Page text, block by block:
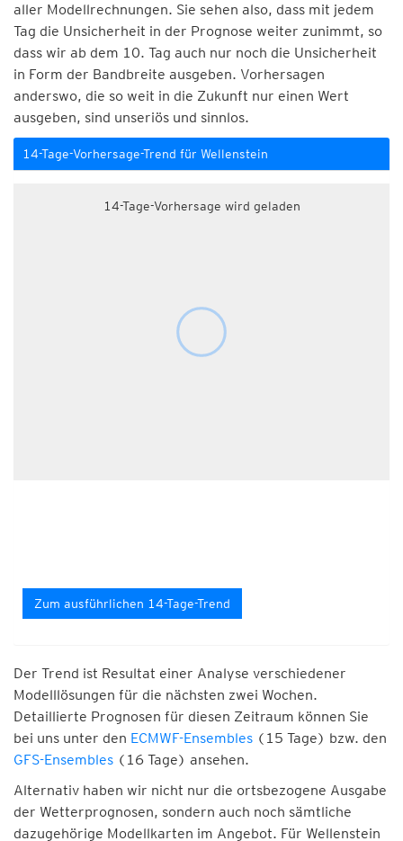
aller Modellrechnungen. Sie sehen also, dass mit jedem
Tag die Unsicherheit in der Prognose weiter zunimmt, so
dass wir ab dem 10. Tag auch nur noch die Unsicherheit
in Form der Bandbreite ausgeben. Vorhersagen
anderswo, die so weit in die Zukunft nur einen Wert
ausgeben, sind unseriös und sinnlos.
14-Tage-Vorhersage-Trend für Wellenstein
14-Tage-Vorhersage wird geladen
Zum ausführlichen 14-Tage-Trend
Der Trend ist Resultat einer Analyse verschiedener
Modelllösungen für die nächsten zwei Wochen.
Detaillierte Prognosen für diesen Zeitraum können Sie
bei uns unter den ECMWF-Ensembles (15 Tage) bzw. den
GFS-Ensembles (16 Tage) ansehen.
Alternativ haben wir nicht nur die ortsbezogene Ausgabe
der Wetterprognosen, sondern auch noch sämtliche
dazugehörige Modellkarten im Angebot. Für Wellenstein